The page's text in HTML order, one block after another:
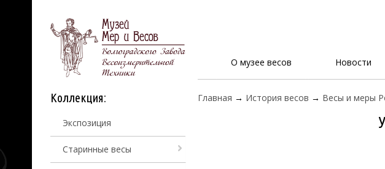
О музее весов Новости
Коллекция:
Экспозиция
Старинные весы
Главная → История весов → Весы и меры